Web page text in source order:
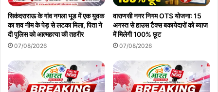
सिकंदराराऊ के गांव नगला भूड में एक युवक
का शव नीम के पेड़ से लटका मिला, पिता ने
दी पुलिस को आत्महत्या की तहरीर
07/08/2026
वाराणसी नगर निगम OTS योजना: 15
अगस्त से हाउस टैक्स बकायेदारों को ब्याज
में मिलेगी 100% छूट
07/08/2026